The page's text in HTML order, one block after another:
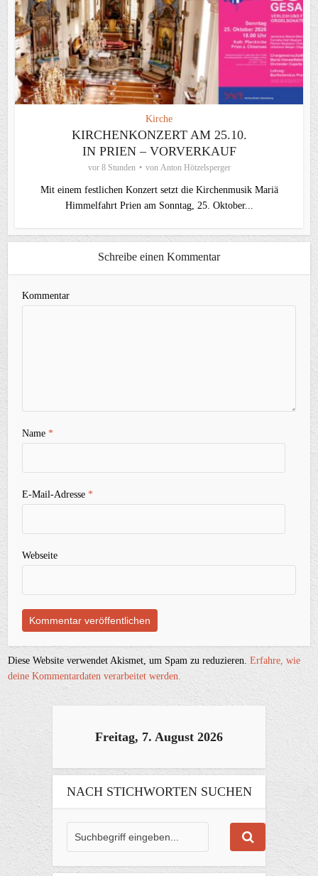
Kirche
KIRCHENKONZERT AM 25.10.
IN PRIEN – VORVERKAUF
vor 8 Stunden von Anton Hötzelsperger
Mit einem festlichen Konzert setzt die Kirchenmusik Mariä
Himmelfahrt Prien am Sonntag, 25. Oktober...
Schreibe einen Kommentar
Kommentar
Name*
E-Mail-Adresse*
Webseite
Diese Website verwendet Akismet, um Spam zu reduzieren.Erfahre, wie
deine Kommentardaten verarbeitet werden.
Freitag, 7. August 2026
NACH STICHWORTEN SUCHEN